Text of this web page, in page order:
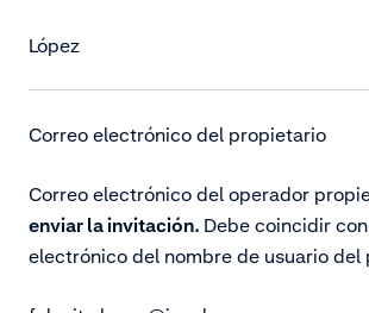
López
Correo electrónico del propietario
Correo electrónico del operador
enviar la invitación. Debe coincidir
electrónico del nombre de usuario del